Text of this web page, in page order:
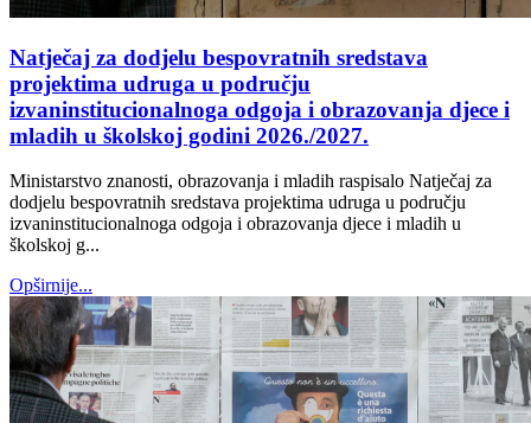
Natječaj za dodjelu bespovratnih sredstava
projektima udruga u području
izvaninstitucionalnoga odgoja i obrazovanja djece i
mladih u školskoj godini 2026./2027.
Ministarstvo znanosti, obrazovanja i mladih raspisalo Natječaj za
dodjelu bespovratnih sredstava projektima udruga u području
izvaninstitucionalnoga odgoja i obrazovanja djece i mladih u
školskoj g...
Opširnije...